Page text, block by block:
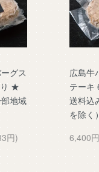
グス
り ★
地域
円)
広島牛
テー
送料込
を除
6,400